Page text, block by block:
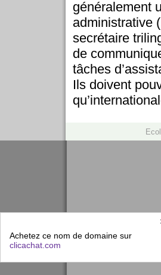
généralement
administrative
secrétaire
de
tâches
Ils doivent
Achetez ce nom de domaine sur
clicachat.com